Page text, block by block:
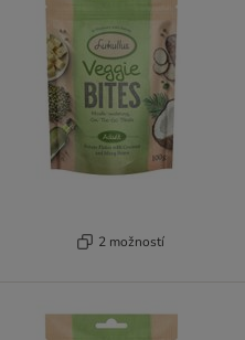
2 možností